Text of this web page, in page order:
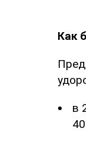
Как
в